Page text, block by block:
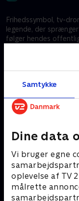
Samtykke
Dine data
Vi bruger egne
oplevelse af TV
målrette
Frihedssymbol, tv-
legende, der
følger hendes
Sinatra, kriser og
kendte hende.
Mere indhold